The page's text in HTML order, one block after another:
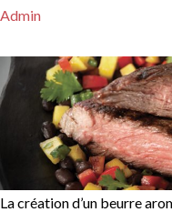
Admin
La création d’un beurre